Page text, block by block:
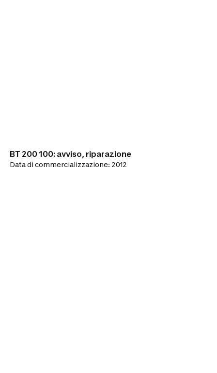
BT 200 100: avviso, riparazione
Data di commercializzazione: 2012